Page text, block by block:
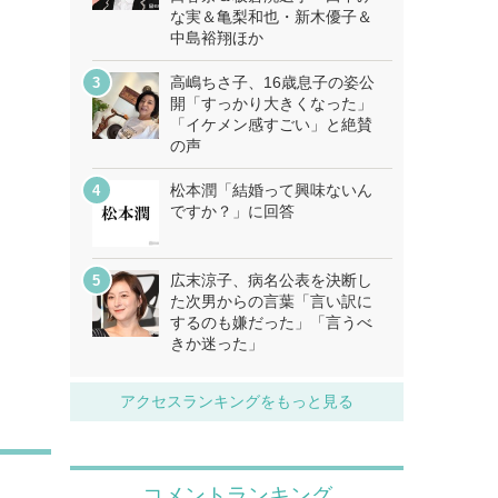
な実＆亀梨和也・新木優子＆
中島裕翔ほか
高嶋ちさ子、16歳息子の姿公
開「すっかり大きくなった」
「イケメン感すごい」と絶賛
の声
松本潤「結婚って興味ないん
ですか？」に回答
広末涼子、病名公表を決断し
た次男からの言葉「言い訳に
するのも嫌だった」「言うべ
きか迷った」
アクセスランキングをもっと見る